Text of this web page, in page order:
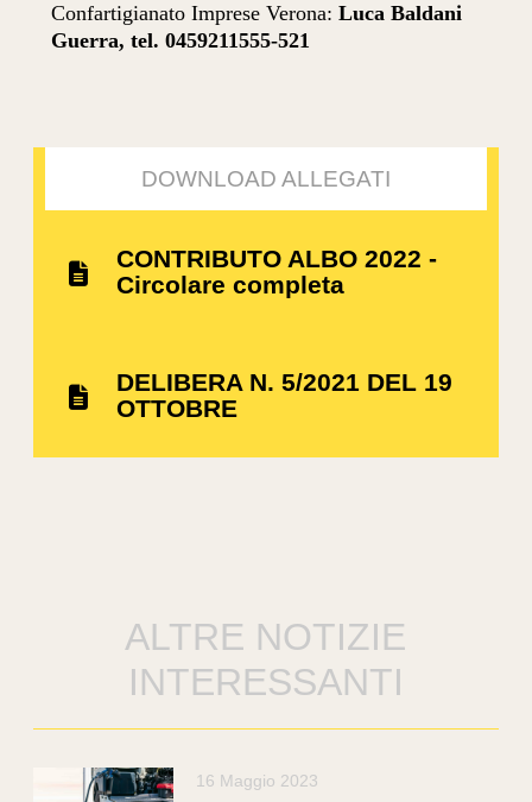
Confartigianato Imprese Verona:Luca Baldani
Guerra, tel. 0459211555-521
DOWNLOAD ALLEGATI
CONTRIBUTO ALBO 2022 -
Circolare completa
DELIBERA N. 5/2021 DEL 19
OTTOBRE
ALTRE NOTIZIE
INTERESSANTI
16 Maggio 2023